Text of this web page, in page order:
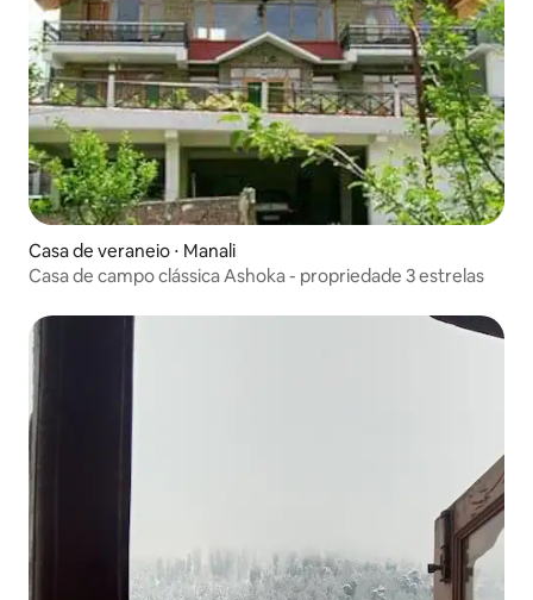
Casa de veraneio ⋅ Manali
Casa de campo clássica Ashoka - propriedade 3 estrelas